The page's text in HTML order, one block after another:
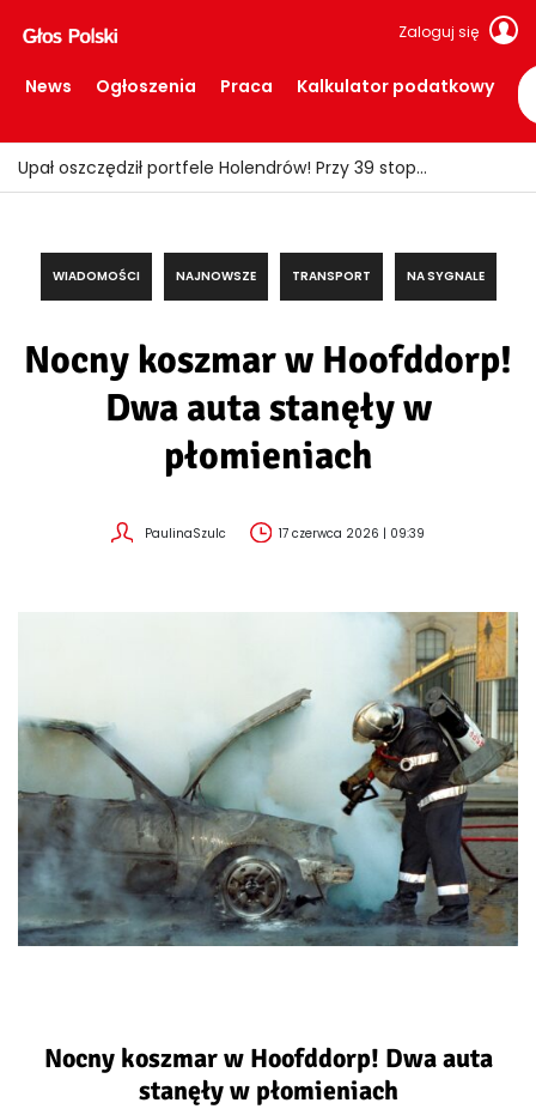
Zaloguj się
News Ogłoszenia Praca Kalkulator podatkowy
Upał oszczędził portfele Holendrów! Przy 39 stopniach wydawali wyraźnie mniej
WIADOMOŚCI NAJNOWSZE TRANSPORT NA SYGNALE
Nocny koszmar w Hoofddorp!
Dwa auta stanęły w
płomieniach
PaulinaSzulc 17 czerwca 2026 | 09:39
Nocny koszmar w Hoofddorp! Dwa auta
stanęły w płomieniach